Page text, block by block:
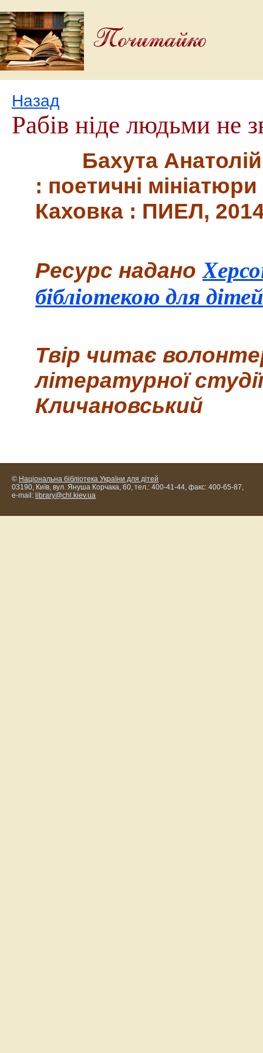
Назад
Рабів ніде людьми не
Бахута Анатолій
: поетичні
Каховка : ПИЕЛ,
Ресурс надано
бібліотекою для
Твір читає
літературної
Кличановський
© Національна бібліотека України для дітей
03190, Київ, вул. Януша Корчака, 60, тел.: 400-41-44, факс: 400-65-87,
e-mail: library@chl.kiev.ua